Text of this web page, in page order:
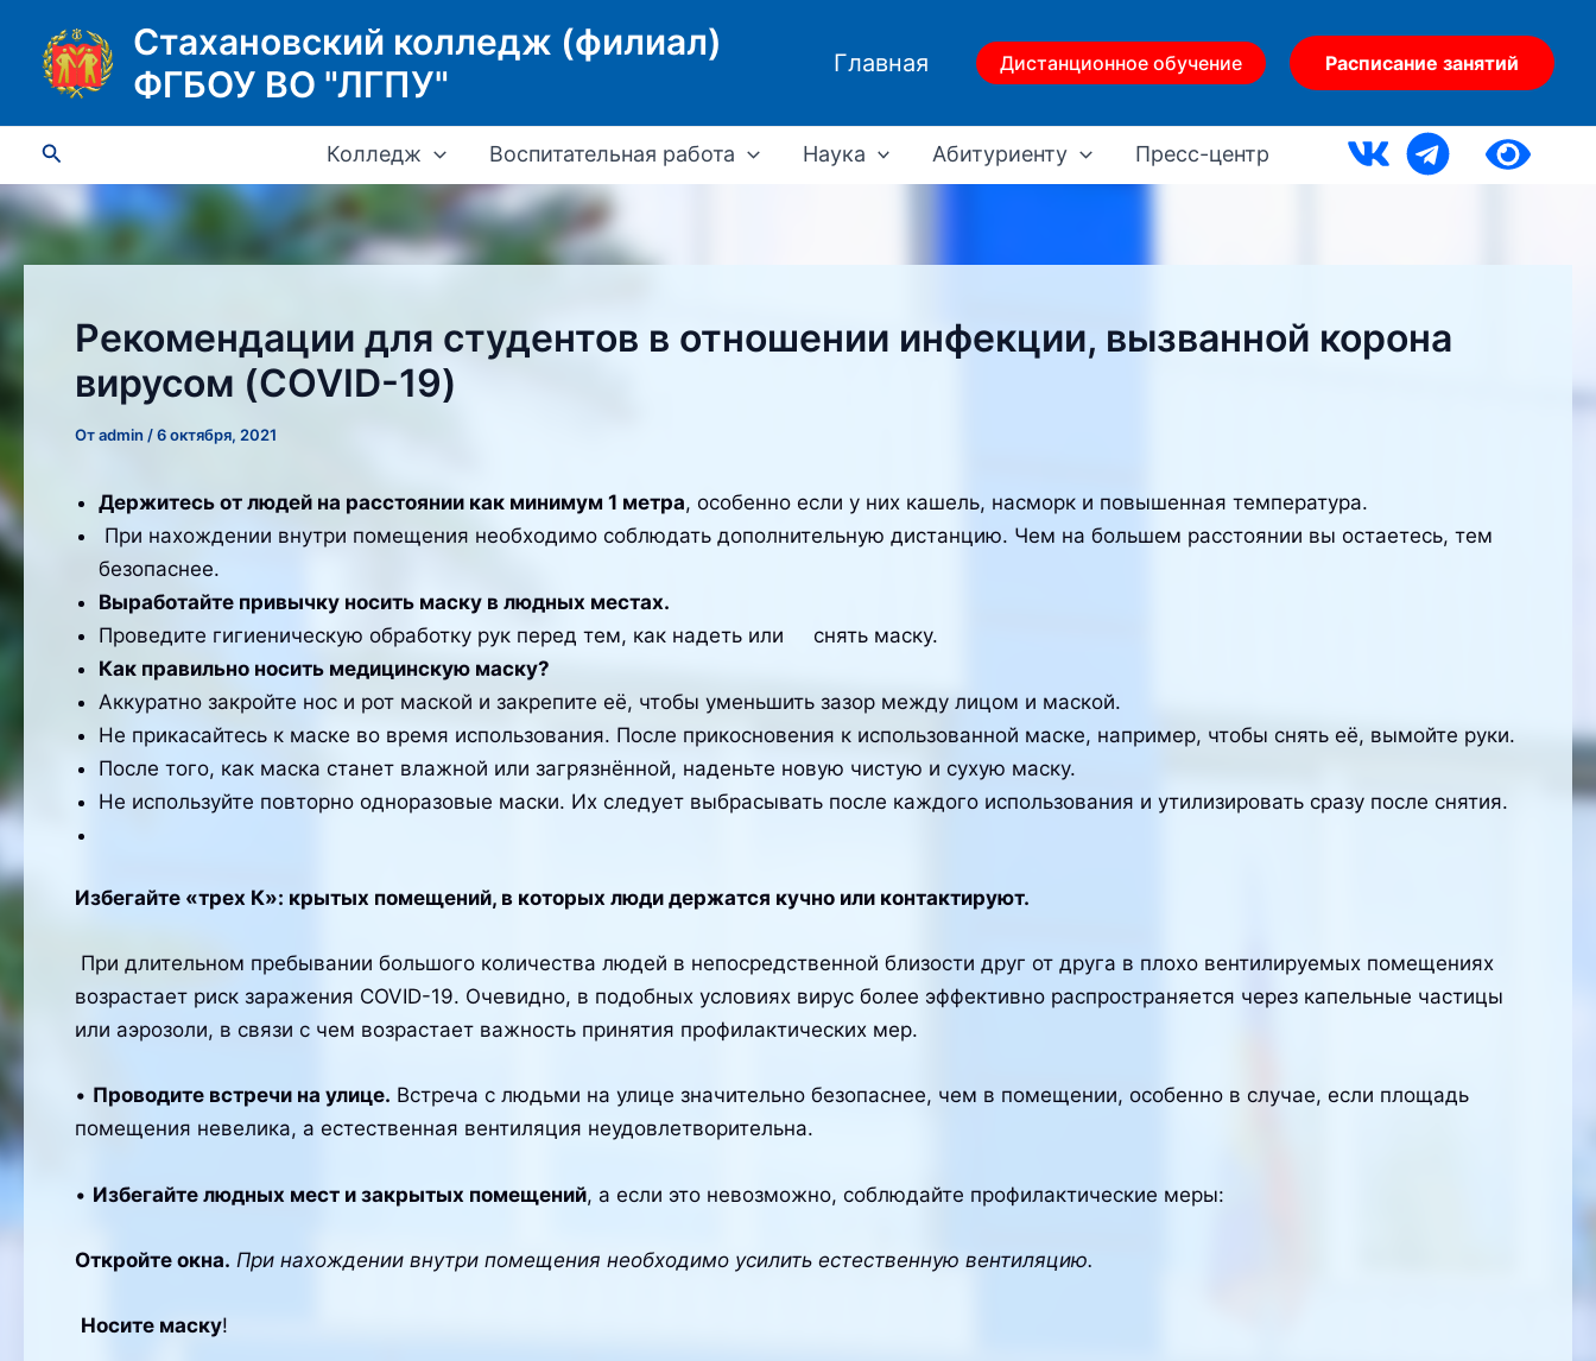
содержимому
Стахановский колледж (филиал)
ФГБОУ ВО "ЛГПУ"
Главная Дистанционное обучение Расписание занятий
Поиск Колледж Воспитательная работа Наука Абитуриенту Пресс-центр
Рекомендации для студентов в отношении инфекции, вызванной корона
вирусом (COVID-19)
Отadmin /6 октября, 2021
Держитесь от людей на расстоянии как минимум 1 метра, особенно если у них кашель, насморк и повышенная температура.
При нахождении внутри помещения необходимо соблюдать дополнительную дистанцию. Чем на большем расстоянии вы остаетесь, тем
безопаснее.
Выработайте привычку носить маску в людных местах.
Проведите гигиеническую обработку рук перед тем, как надеть или снять маску.
Как правильно носить медицинскую маску?
Аккуратно закройте нос и рот маской и закрепите её, чтобы уменьшить зазор между лицом и маской.
Не прикасайтесь к маске во время использования. После прикосновения к использованной маске, например, чтобы снять её, вымойте руки.
После того, как маска станет влажной или загрязнённой, наденьте новую чистую и сухую маску.
Не используйте повторно одноразовые маски. Их следует выбрасывать после каждого использования и утилизировать сразу после снятия.
Избегайте «трех К»: крытых помещений, в которых люди держатся кучно или контактируют.
При длительном пребывании большого количества людей в непосредственной близости друг от друга в плохо вентилируемых помещениях
возрастает риск заражения COVID-19. Очевидно, в подобных условиях вирус более эффективно распространяется через капельные частицы
или аэрозоли, в связи с чем возрастает важность принятия профилактических мер.
• Проводите встречи на улице. Встреча с людьми на улице значительно безопаснее, чем в помещении, особенно в случае, если площадь
помещения невелика, а естественная вентиляция неудовлетворительна.
• Избегайте людных мест и закрытых помещений, а если это невозможно, соблюдайте профилактические меры:
Откройте окна. При нахождении внутри помещения необходимо усилить естественную вентиляцию.
Носите маску!